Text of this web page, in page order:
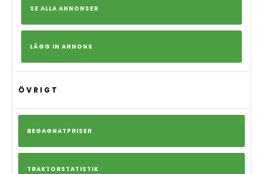
SE ALLA ANNONSER
LÄGG IN ANNONS
ÖVRIGT
BEGAGNATPRISER
TRAKTORSTATISTIK